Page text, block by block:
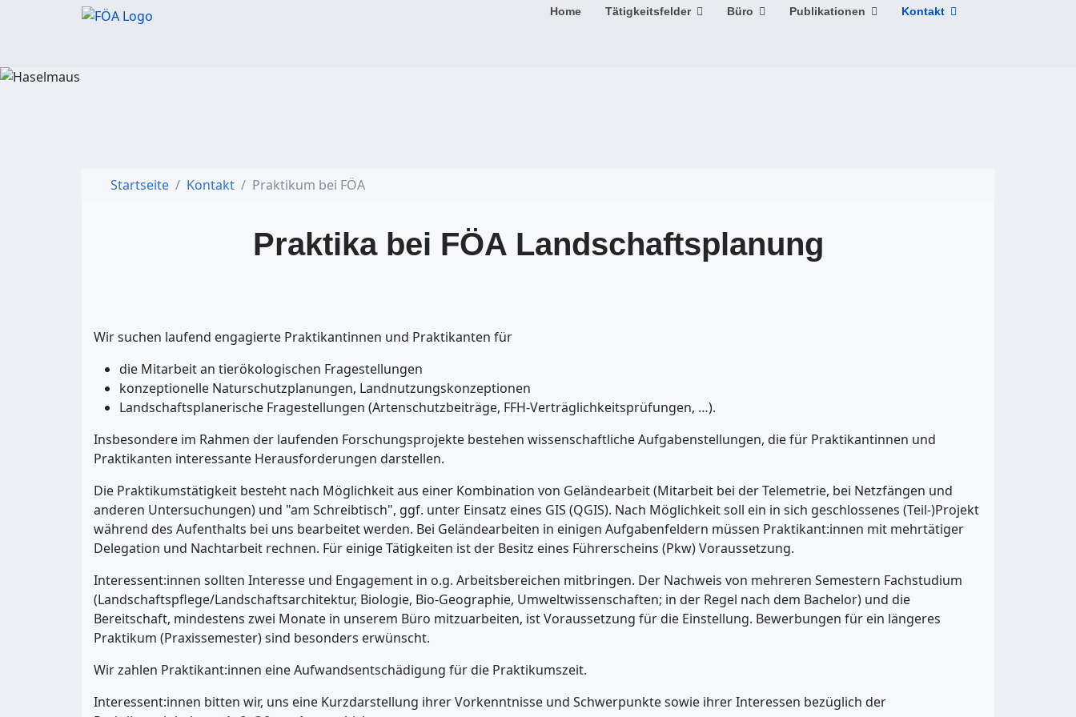
Home Tätigkeitsfelder Büro Publikationen Kontakt
Startseite Kontakt Praktikum bei FÖA
Praktika bei FÖA Landschaftsplanung
Wir suchen laufend engagierte Praktikantinnen und Praktikanten für
die Mitarbeit an tierökologischen Fragestellungen
konzeptionelle Naturschutzplanungen, Landnutzungskonzeptionen
Landschaftsplanerische Fragestellungen (Artenschutzbeiträge, FFH-Verträglichkeitsprüfungen, …).
Insbesondere im Rahmen der laufenden Forschungsprojekte bestehen wissenschaftliche Aufgabenstellungen, die für Praktikantinnen und
Praktikanten interessante Herausforderungen darstellen.
Die Praktikumstätigkeit besteht nach Möglichkeit aus einer Kombination von Geländearbeit (Mitarbeit bei der Telemetrie, bei Netzfängen und
anderen Untersuchungen) und "am Schreibtisch", ggf. unter Einsatz eines GIS (QGIS). Nach Möglichkeit soll ein in sich geschlossenes (Teil-)Projekt
während des Aufenthalts bei uns bearbeitet werden. Bei Gelände­arbeiten in einigen Aufgaben­feldern müssen Praktikant:innen mit mehrtätiger
Delegation und Nachtarbeit rechnen. Für einige Tätigkeiten ist der Besitz eines Führerscheins (Pkw) Voraussetzung.
Interessent:innen sollten Interesse und Engagement in o.g. Arbeits­bereichen mitbringen. Der Nachweis von mehreren Semestern Fachstudium
(Landschafts­pflege/Landschaftsarchitektur, Biologie, Bio-Geographie, Umwelt­wissenschaften; in der Regel nach dem Bachelor) und die
Bereitschaft, mindestens zwei Monate in unserem Büro mitzuarbeiten, ist Voraussetzung für die Einstellung. Bewerbungen für ein längeres
Praktikum (Praxissemester) sind besonders erwünscht.
Wir zahlen Praktikant:innen eine Aufwands­entschädigung für die Praktikumszeit.
Interessent:innen bitten wir, uns eine Kurz­darstellung ihrer Vorkenntnisse und Schwerpunkte sowie ihrer Interessen bezüglich der